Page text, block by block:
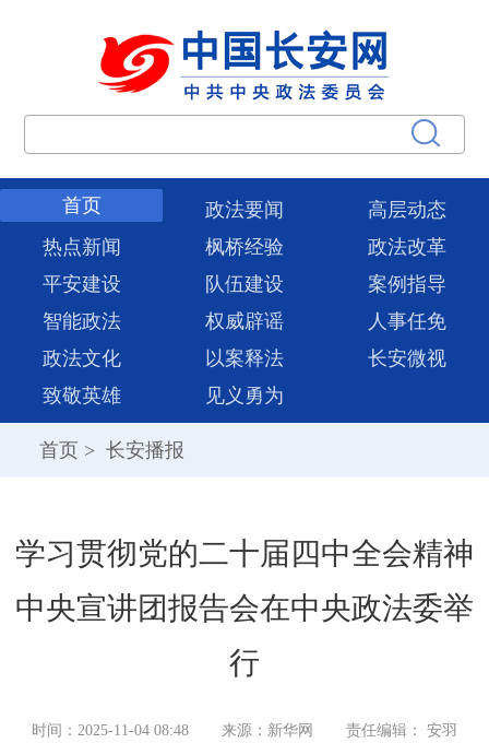
首页 政法要闻
高层动态
热点新闻
枫桥经验
政法改革
平安建设
队伍建设
案例指导
智能政法
权威辟谣
人事任免
政法文化
以案释法
长安微视
致敬英雄
见义勇为
首页 > 长安播报
学习贯彻党的二十届四中全会精神
中央宣讲团报告会在中央政法委举
行
时间：2025-11-04 08:48 来源：新华网 责任编辑： 安羽